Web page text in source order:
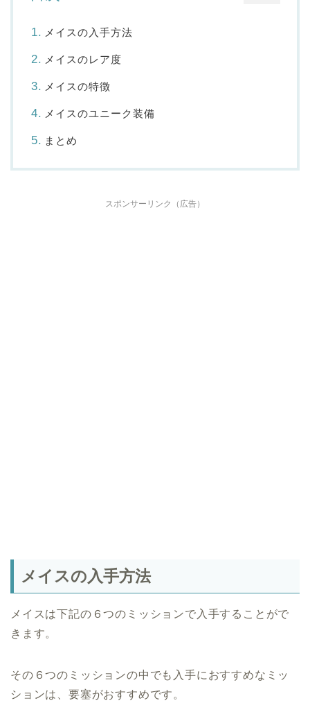
メイスの入手方法
メイスのレア度
メイスの特徴
メイスのユニーク装備
まとめ
スポンサーリンク（広告）
メイスの入手方法
メイスは下記の６つのミッションで入手することがで
きます。
その６つのミッションの中でも入手におすすめなミッ
ションは、要塞がおすすめです。